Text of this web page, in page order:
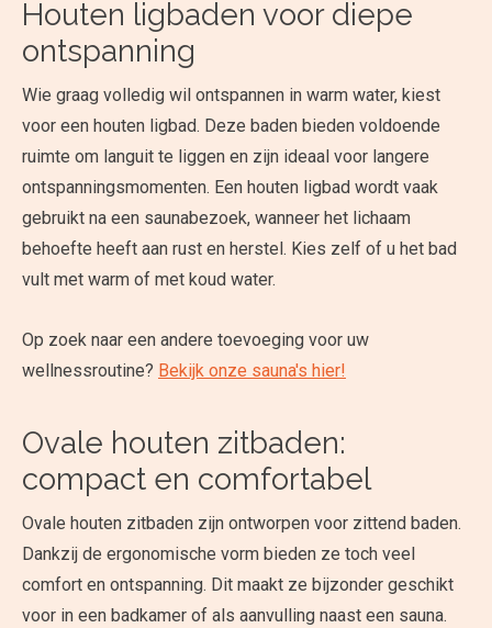
Houten ligbaden voor diepe
ontspanning
Wie graag volledig wil ontspannen in warm water, kiest
voor een houten ligbad. Deze baden bieden voldoende
ruimte om languit te liggen en zijn ideaal voor langere
ontspanningsmomenten. Een houten ligbad wordt vaak
gebruikt na een saunabezoek, wanneer het lichaam
behoefte heeft aan rust en herstel. Kies zelf of u het bad
vult met warm of met koud water.
Op zoek naar een andere toevoeging voor uw
wellnessroutine? Bekijk onze sauna's hier!
Ovale houten zitbaden:
compact en comfortabel
Ovale houten zitbaden zijn ontworpen voor zittend baden.
Dankzij de ergonomische vorm bieden ze toch veel
comfort en ontspanning. Dit maakt ze bijzonder geschikt
voor in een badkamer of als aanvulling naast een sauna.